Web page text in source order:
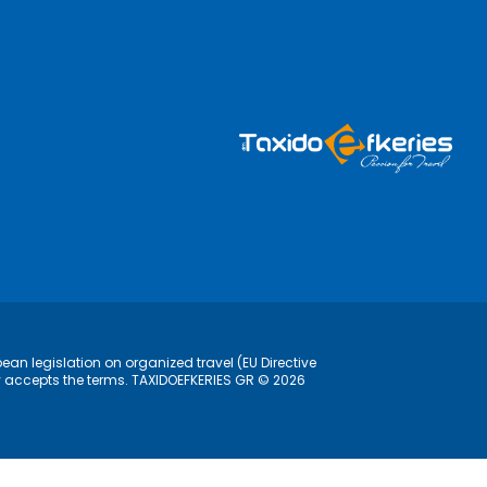
legislation on organized travel (EU Directive
the terms. TAXIDOEFKERIES GR © 2026